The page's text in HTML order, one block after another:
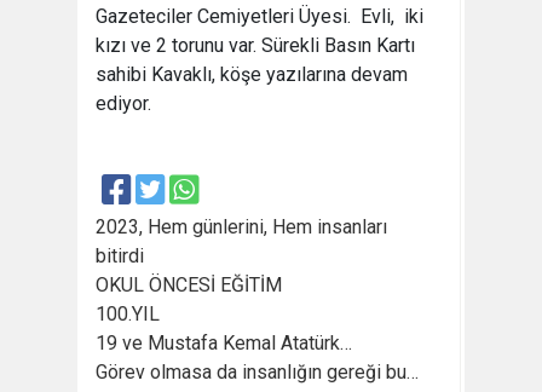
Gazeteciler Cemiyetleri Üyesi. Evli, iki
kızı ve 2 torunu var. Sürekli Basın Kartı
sahibi Kavaklı, köşe yazılarına devam
ediyor.
2023, Hem günlerini, Hem insanları
bitirdi
OKUL ÖNCESİ EĞİTİM
100.YIL
19 ve Mustafa Kemal Atatürk…
Görev olmasa da insanlığın gereği bu…